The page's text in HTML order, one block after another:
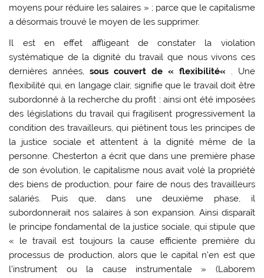
moyens pour réduire les salaires » ; parce que le capitalisme
a désormais trouvé le moyen de les supprimer.
Il est en effet affligeant de constater la violation
systématique de la dignité du travail que nous vivons ces
dernières années,sous couvert de « flexibilité« . Une
flexibilité qui, en langage clair, signifie que le travail doit être
subordonné à la recherche du profit : ainsi ont été imposées
des législations du travail qui fragilisent progressivement la
condition des travailleurs, qui piétinent tous les principes de
la justice sociale et attentent à la dignité même de la
personne. Chesterton a écrit que dans une première phase
de son évolution, le capitalisme nous avait volé la propriété
des biens de production, pour faire de nous des travailleurs
salariés. Puis que, dans une deuxième phase, il
subordonnerait nos salaires à son expansion. Ainsi disparaît
le principe fondamental de la justice sociale, qui stipule que
« le travail est toujours la cause efficiente première du
processus de production, alors que le capital n’en est que
l’instrument ou la cause instrumentale » (Laborem